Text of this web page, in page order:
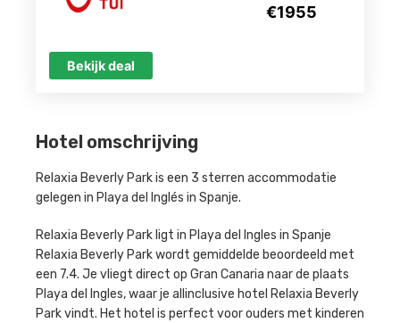
Hotel omschrijving
Relaxia Beverly Park is een 3 sterren accommodatie
gelegen in Playa del Inglés in Spanje.
Relaxia Beverly Park ligt in Playa del Ingles in Spanje
Relaxia Beverly Park wordt gemiddelde beoordeeld met
een 7.4. Je vliegt direct op Gran Canaria naar de plaats
Playa del Ingles, waar je allinclusive hotel Relaxia Beverly
Park vindt. Het hotel is perfect voor ouders met kinderen
€1955
Bekijk deal